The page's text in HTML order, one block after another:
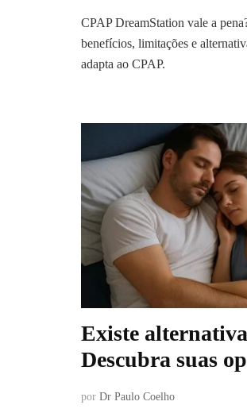
CPAP DreamStation vale a
benefícios, limitações e
adapta ao CPAP.
Existe
Descubra suas
por Dr Paulo Coelho